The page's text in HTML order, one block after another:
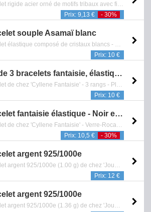
Bracelet rigide acier orné de motifs tribaux avec finition argentée - Diam: 6 cm - Sans Nickel - Reference: 0602.119.0711
Prix: 9,13 €
- 30%
souple Asamaï blanc
Bracelet élastique composé de cristaux blancs - Reference: 0601.389.0611
Prix: 10 €
Lot de 3 bracelets fantaisie, élastiques - Vert
Bracelet de chez 'Cyllene Fantaisie' - 3 rangs - Plastique - Vintage - Collection de bijoux fantaisie - (Ref: 12_8641B) - Reference: 0601.843.1115
Prix: 10 €
Bracelet fantaisie élastique - Noir et Doré
Bracelet de chez 'Cyllene Fantaisie' - Verre-Rocaille - Collection de bijoux fantaisie - (Ref: 13_2457N) - Reference: 0601.803.1115
Prix: 10,5 €
- 30%
argent 925/1000e
Bracelet argent 925/1000e (1.00 g) de chez 'Jouailla bijoux' (Ref: 318 0738), maille corde - Dimension: 18 cm - Reference: 0601.864.0113
Prix: 12 €
argent 925/1000e
Bracelet argent 925/1000e (1.36 g) de chez 'Jouailla bijoux' (Ref: 318 0797), maille singapour - Dimension: 18 cm - Reference: 0601.869.0113